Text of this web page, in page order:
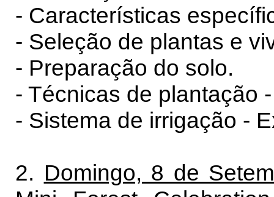
- Características
- Seleção de plantas e
- Preparação do solo.
- Técnicas de plantação
- Sistema de irrigação -
2. Domingo, 8 de